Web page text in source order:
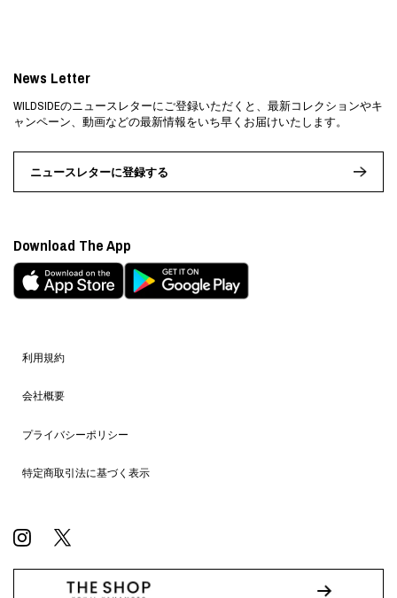
利用規約
会社概要
プライバシーポリシー
特定商取引法に基づく表示
News Letter
WILDSIDEのニュースレターにご登録いただくと、最新コレクションやキ
ャンペーン、動画などの最新情報をいち早くお届けいたします。
ニュースレターに登録する
Download The App